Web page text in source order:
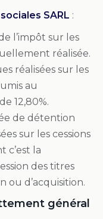
SARL :
l’impôt sur les
réalisée.
réalisées sur les
au
12,80%.
de détention
sur les cessions
c’est la
des titres
ou d’acquisition.
général